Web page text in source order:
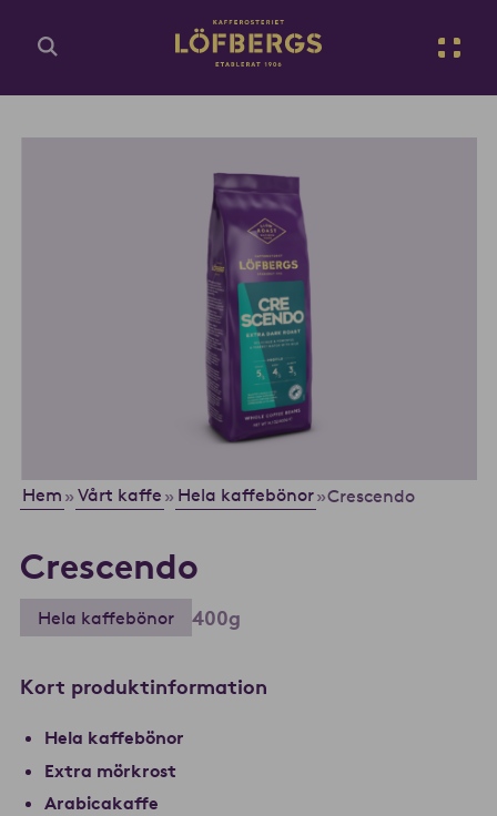
Gå till huvudinnehåll
Sv
Ange din sökfråga...
Hem » Vårt kaffe » Hela kaffebönor»Crescendo
Crescendo
Hela kaffebönor 400g
Kort produktinformation
Hela kaffebönor
Extra mörkrost
Arabicakaffe